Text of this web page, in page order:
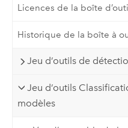
Licences de la boîte
Historique de la boîte à
Jeu d’outils de
Jeu d’outils
modèles